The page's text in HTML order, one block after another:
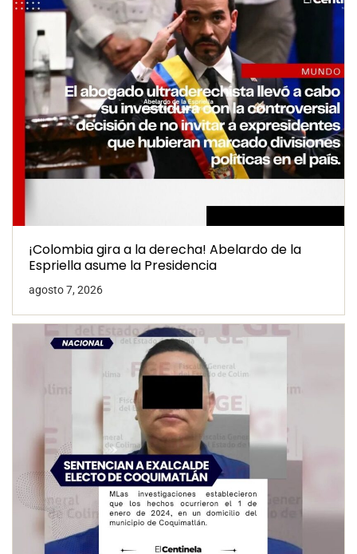
¡Colombia gira a la derecha! Abelardo de la
Espriella asume la Presidencia
agosto 7, 2026